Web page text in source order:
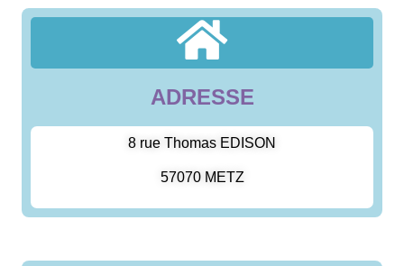
ADRESSE
8 rue Thomas EDISON
57070 METZ